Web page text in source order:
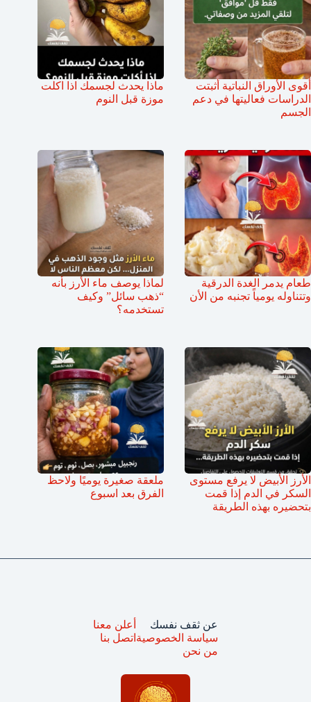
أقوى الأوراق النباتية أثبتت
الدراسات فعاليتها في دعم
الجسم
ماذا يحدث لجسمك اذا اكلت
موزة قبل النوم
طعام يدمر الغدة الدرقية
وتتناوله يومياً تجنبه من الأن
لماذا يوصف ماء الأرز بأنه
“ذهب سائل” وكيف
تستخدمه؟
الأرز الأبيض لا يرفع مستوى
السكر في الدم إذا قمت
بتحضيره بهذه الطريقة
ملعقة صغيرة يوميًا ولاحظ
الفرق بعد اسبوع
عن ثقف نفسك
سياسة الخصوصية
من نحن
أعلن معنا
اتصل بنا